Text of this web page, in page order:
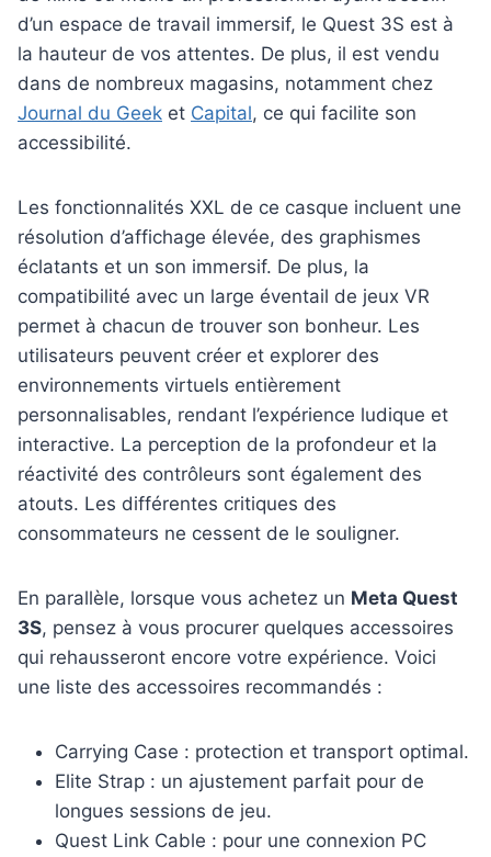
d’un espace de travail immersif, le Quest 3S est à
la hauteur de vos attentes. De plus, il est vendu
dans de nombreux magasins, notamment chez
Journal du Geek et Capital, ce qui facilite son
accessibilité.
Les fonctionnalités XXL de ce casque incluent une
résolution d’affichage élevée, des graphismes
éclatants et un son immersif. De plus, la
compatibilité avec un large éventail de jeux VR
permet à chacun de trouver son bonheur. Les
utilisateurs peuvent créer et explorer des
environnements virtuels entièrement
personnalisables, rendant l’expérience ludique et
interactive. La perception de la profondeur et la
réactivité des contrôleurs sont également des
atouts. Les différentes critiques des
consommateurs ne cessent de le souligner.
En parallèle, lorsque vous achetez un Meta Quest
3S, pensez à vous procurer quelques accessoires
qui rehausseront encore votre expérience. Voici
une liste des accessoires recommandés :
Carrying Case : protection et transport optimal.
Elite Strap : un ajustement parfait pour de
longues sessions de jeu.
Quest Link Cable : pour une connexion PC